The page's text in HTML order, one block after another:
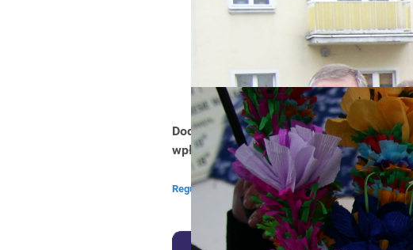
Dodatkowo na konto wpłynęło 57
wpłat na kwotę 18 097,75 zł
Regulamin przekazywania darowizn
nosimy w
Wszystkim
Szczegóły
Oto nowa,